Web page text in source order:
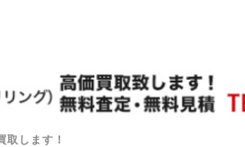
します！